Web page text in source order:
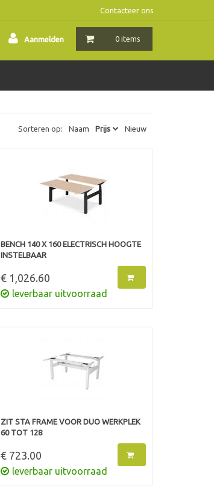
Contacteer ons
0 items
Aanmelden
Sorteren op: Naam Prijs Nieuw
BENCH 140 X 160 ELECTRISCH HOOGTE
INSTELBAAR
€ 1,026.60
leverbaar uitvoorraad
ZIT STA FRAME VOOR DUO WERKPLEK
60 TOT 128
€ 723.00
leverbaar uitvoorraad